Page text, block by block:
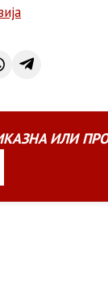
ИЛИ